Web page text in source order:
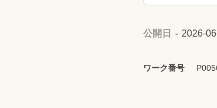
公開日 2026-
ワーク番号